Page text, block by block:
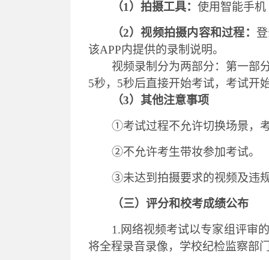
（1） 拍摄工具： 使用智能手机
（2） 视频拍摄内容和过程：
该APP内提供的录制说明。
视频录制分为两部分：第一部
5秒，5秒后直接开始考试， 考试开
（3）其他注意事项
①考试过程不允许切换场景，
②不允许考生带妆参加考试。
③未达到拍摄要求的视频及违
（三）评分和校考成绩公布
1.网络视频考试以专家组评审
将全程录音录像，学校纪检监察部